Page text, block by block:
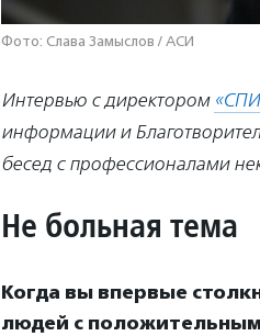
Фото: Слава Замыслов / АСИ
Интервью с директором
информации и
бесед с профессионалами
Не больная тема
Когда вы впервые
людей с